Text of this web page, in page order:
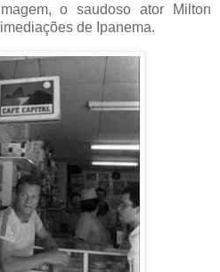
o saudoso ator Milton
de Ipanema.